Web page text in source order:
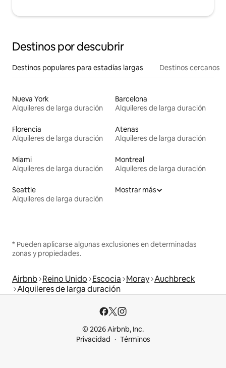
Destinos por descubrir
Destinos populares para estadías largas Destinos cercanos
Nueva York
Alquileres de larga duración
Barcelona
Alquileres de larga duración
Florencia
Alquileres de larga duración
Atenas
Alquileres de larga duración
Miami
Alquileres de larga duración
Montreal
Alquileres de larga duración
Seattle
Alquileres de larga duración
Mostrar más
* Pueden aplicarse algunas exclusiones en determinadas
zonas y propiedades.
Airbnb Reino Unido Escocia Moray Auchbreck
Alquileres de larga duración
© 2026 Airbnb, Inc.
Privacidad
Términos